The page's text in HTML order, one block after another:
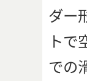
ダー
トで
での